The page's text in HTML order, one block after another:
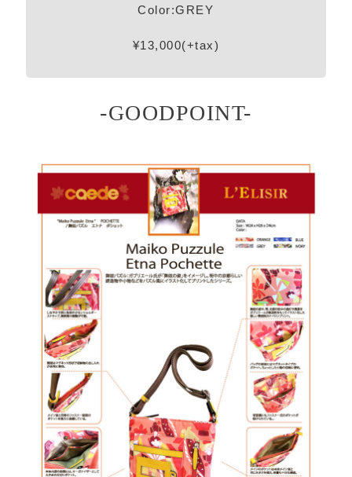
Color:GREY
¥13,000(+tax)
-GOODPOINT-